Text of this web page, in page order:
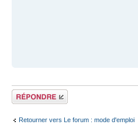
Répondre
Retourner vers Le forum : mode d'emploi